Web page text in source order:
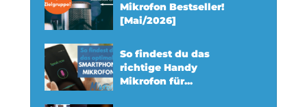
Mikrofon Bestseller!
[Mai/2026]
So findest du das
richtige Handy
Mikrofon für...